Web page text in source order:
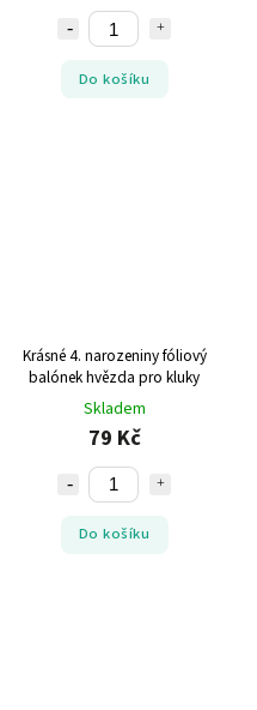
Do košíku
Krásné 4. narozeniny fóliový
balónek hvězda pro kluky
Skladem
79 Kč
Do košíku